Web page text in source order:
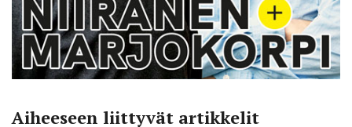
Aiheeseen liittyvät artikkelit